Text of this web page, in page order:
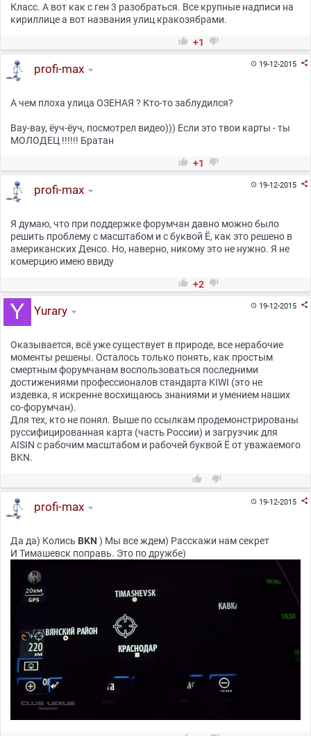
Класс. А вот как с ген 3 разобраться. Все крупные надписи на
кириллице а вот названия улиц кракозябрами.
 +1 
19-12-2015 
profi-max
А чем плоха улица ОЗЕНАЯ ? Кто-то заблудился?
Вау-вау, ёуч-ёуч, посмотрел видео))) Если это твои карты - ты
МОЛОДЕЦ !!!!!! Братан
 +1 
19-12-2015 
profi-max
Я думаю, что при поддержке форумчан давно можно было
решить проблему с масштабом и с буквой Ё, как это решено в
американских Денсо. Но, наверно, никому это не нужно. Я не
комерцию имею ввиду
 +2 
19-12-2015 
Yurary
Оказывается, всё уже существует в природе, все нерабочие
моменты решены. Осталось только понять, как простым
смертным форумчанам воспользоваться последними
достижениями профессионалов стандарта KIWI (это не
издевка, я искренне восхищаюсь знаниями и умением наших
со-форумчан).
Для тех, кто не понял. Выше по ссылкам продемонстрированы
руссифицированная карта (часть России) и загрузчик для
AISIN с рабочим масштабом и рабочей буквой Ё от уважаемого
BKN.
 
19-12-2015 
profi-max
Да да) Колись BKN ) Мы все ждем) Расскажи нам секрет
И Тимашевск поправь. Это по дружбе)